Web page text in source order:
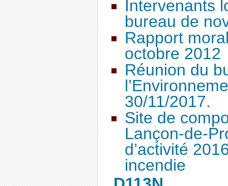
Intervenants
bureau de
Rapport
octobre 2012
Réunion du
30/11/2017.
Site de
Lançon-de-
d’activité
incendie